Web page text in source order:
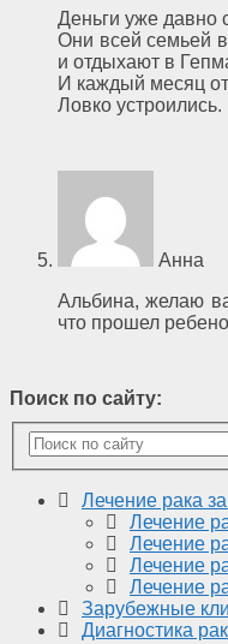
Деньги уже давно
Они всей семьей
и отдыхают в
И каждый месяц
Ловко устроились.
Анна
Альбина, желаю
что прошел
Поиск по сайту:
Лечение рака
Лечение
Лечение
Лечение
Лечение
Зарубежные
Диагностика